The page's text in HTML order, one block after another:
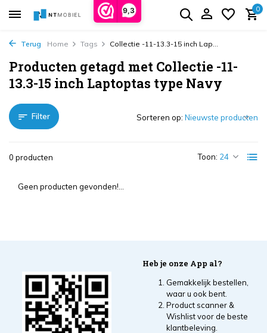
9,3 0
Terug Home Tags Collectie -11-13.3-15 inch Lap...
Producten getagd met Collectie -11-
13.3-15 inch Laptoptas type Navy
Filter
0 producten Toon:
Sorteren op:
Geen producten gevonden!...
Heb je onze App al?
Gemakkelijk bestellen,
waar u ook bent.
Product scanner &
Wishlist voor de beste
klantbeleving.